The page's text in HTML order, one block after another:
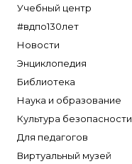
Учебный центр
#вдпо130лет
Новости
Энциклопедия
Библиотека
Наука и образование
Культура безопасности
Для педагогов
Виртуальный музей